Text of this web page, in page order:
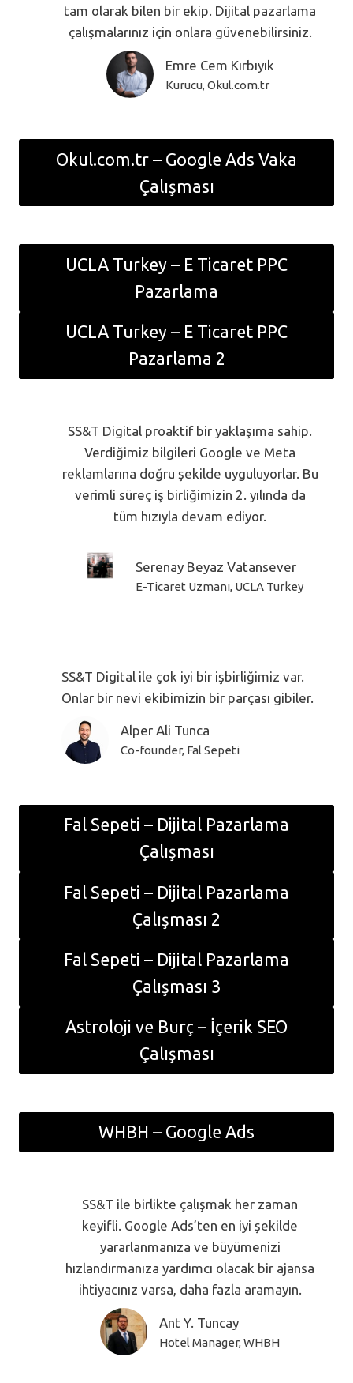
tam olarak bilen bir ekip. Dijital pazarlama
çalışmalarınız için onlara güvenebilirsiniz.
Emre Cem Kırbıyık
Kurucu, Okul.com.tr
Okul.com.tr – Google Ads Vaka
Çalışması
UCLA Turkey – E Ticaret PPC
Pazarlama
UCLA Turkey – E Ticaret PPC
Pazarlama 2
SS&T Digital proaktif bir yaklaşıma sahip.
Verdiğimiz bilgileri Google ve Meta
reklamlarına doğru şekilde uyguluyorlar. Bu
verimli süreç iş birliğimizin 2. yılında da
tüm hızıyla devam ediyor.
Serenay Beyaz Vatansever
E-Ticaret Uzmanı, UCLA Turkey
SS&T Digital ile çok iyi bir işbirliğimiz var.
Onlar bir nevi ekibimizin bir parçası gibiler.
Alper Ali Tunca
Co-founder, Fal Sepeti
Fal Sepeti – Dijital Pazarlama
Çalışması
Fal Sepeti – Dijital Pazarlama
Çalışması 2
Fal Sepeti – Dijital Pazarlama
Çalışması 3
Astroloji ve Burç – İçerik SEO
Çalışması
WHBH – Google Ads
SS&T ile birlikte çalışmak her zaman
keyifli. Google Ads’ten en iyi şekilde
yararlanmanıza ve büyümenizi
hızlandırmanıza yardımcı olacak bir ajansa
ihtiyacınız varsa, daha fazla aramayın.
Ant Y. Tuncay
Hotel Manager, WHBH